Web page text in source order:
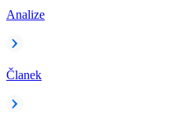
Analize
Članek